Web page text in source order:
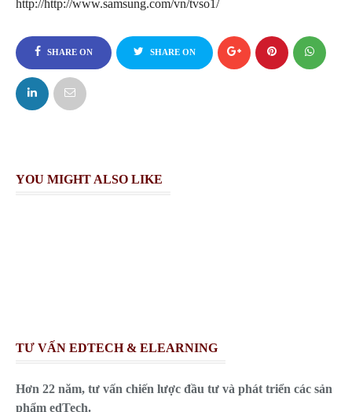
http://http://www.samsung.com/vn/tvso1/
SHARE ON
FACEBOOK
SHARE ON
YOU MIGHT ALSO LIKE
TƯ VẤN EDTECH & ELEARNING
Hơn 22 năm, tư vấn chiến lược đầu tư và phát triển các sản
phẩm edTech.